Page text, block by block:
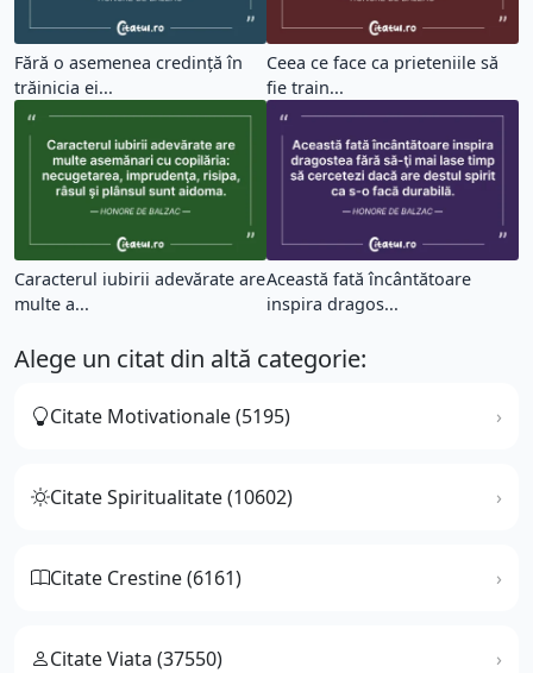
Fără o asemenea credinţă în
trăinicia ei...
Ceea ce face ca prieteniile să
fie train...
Caracterul iubirii adevărate are
multe a...
Această fată încântătoare
inspira dragos...
Alege un citat din altă categorie:
Citate Motivationale (5195)
Citate Spiritualitate (10602)
Citate Crestine (6161)
Citate Viata (37550)